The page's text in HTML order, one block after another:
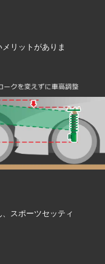
リットがありま
スポーツセッティ